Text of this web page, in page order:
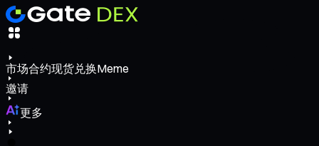
市场合约现货兑换Meme
邀请
更多